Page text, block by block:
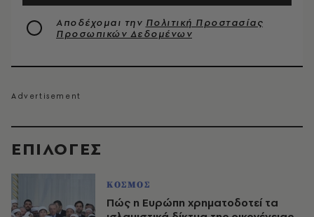
EΠΙΛΟΓΈΣ
ΚΟΣΜΟΣ
Πώς η Ευρώπη χρηματοδοτεί τα
Αποδέχομαι την Πολιτική Προστασίας
Προσωπικών Δεδομένων